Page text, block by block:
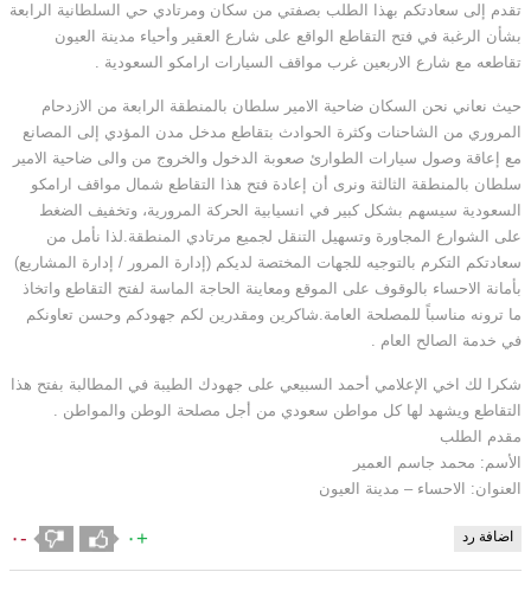
تقدم إلى سعادتكم بهذا الطلب بصفتي من سكان ومرتادي حي السلطانية الرابعة
بشأن الرغبة في فتح التقاطع الواقع على شارع العقير وأحياء مدينة العيون
تقاطعه مع شارع الاربعين غرب مواقف السيارات ارامكو السعودية .
حيث نعاني نحن السكان ضاحية الامير سلطان بالمنطقة الرابعة من الازدحام
المروري من الشاحنات وكثرة الحوادث بتقاطع مدخل مدن المؤدي إلى المصانع
مع إعاقة وصول سيارات الطوارئ صعوبة الدخول والخروج من والى ضاحية الامير
سلطان بالمنطقة الثالثة ونرى أن إعادة فتح هذا التقاطع شمال مواقف ارامكو
السعودية سيسهم بشكل كبير في انسيابية الحركة المرورية، وتخفيف الضغط
على الشوارع المجاورة وتسهيل التنقل لجميع مرتادي المنطقة.لذا نأمل من
سعادتكم التكرم بالتوجيه للجهات المختصة لديكم (إدارة المرور / إدارة المشاريع)
بأمانة الاحساء بالوقوف على الموقع ومعاينة الحاجة الماسة لفتح التقاطع واتخاذ
ما ترونه مناسباً للمصلحة العامة.شاكرين ومقدرين لكم جهودكم وحسن تعاونكم
في خدمة الصالح العام .
شكرا لك اخي الإعلامي أحمد السبيعي على جهودك الطيبة في المطالبة بفتح هذا
التقاطع ويشهد لها كل مواطن سعودي من أجل مصلحة الوطن والمواطن .
مقدم الطلب
الأسم: محمد جاسم العمير
العنوان: الاحساء – مدينة العيون
اضافة رد +٠ -٠